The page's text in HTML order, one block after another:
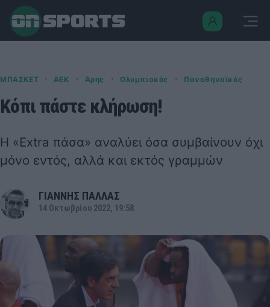
ΜΠΑΣΚΕΤ · ΑΕΚ · Άρης · Ολυμπιακός · Παναθηναϊκός
Κόπι πάστε κλήρωση!
H «Extra πάσα» αναλύει όσα συμβαίνουν όχι
μόνο εντός, αλλά και εκτός γραμμών
ΓΙΑΝΝΗΣ ΠΑΛΛΑΣ
14 Οκτωβρίου 2022, 19:58